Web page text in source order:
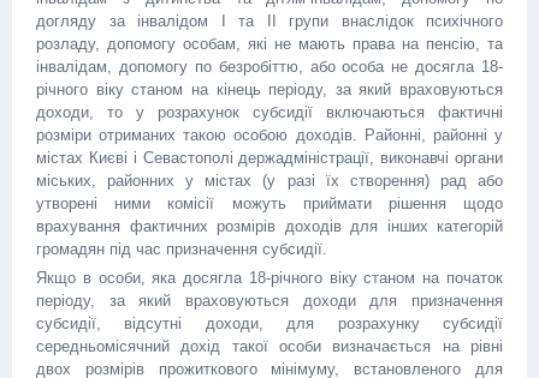
догляду за інвалідом I та II групи внаслідок психічного
розладу, допомогу особам, які не мають права на пенсію, та
інвалідам, допомогу по безробіттю, або особа не досягла 18-
річного віку станом на кінець періоду, за який враховуються
доходи, то у розрахунок субсидії включаються фактичні
розміри отриманих такою особою доходів. Районні, районні у
містах Києві і Севастополі держадміністрації, виконавчі органи
міських, районних у містах (у разі їх створення) рад або
утворені ними комісії можуть приймати рішення щодо
врахування фактичних розмірів доходів для інших категорій
громадян під час призначення субсидії.
Якщо в особи, яка досягла 18-річного віку станом на початок
періоду, за який враховуються доходи для призначення
субсидії, відсутні доходи, для розрахунку субсидії
середньомісячний дохід такої особи визначається на рівні
двох розмірів прожиткового мінімуму, встановленого для